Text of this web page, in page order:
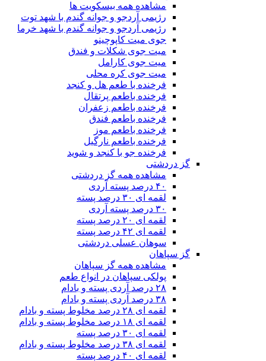
مشاهده همه بیسکویت ها
رژیمی آردجو و جوانه گندم با شهد توت
رژیمی آردجو و جوانه گندم با شهد خرما
جوی میت کاپوچینو
میت جوی شکلات و فندق
میت جوی کارامل
میت جوی کره محلی
فرخنده با طعم هل و کنجد
فرخنده باطعم پرتقال
فرخنده باطعم زعفران
فرخنده باطعم فندق
فرخنده باطعم موز
فرخنده باطعم نارگیل
فرخنده جو با کنجد و شوید
گز دردشتی
مشاهده همه گز دردشتی
۴۰ درصد پسته آردی
لقمه ای ۳۰ درصد پسته
۳۰ درصد پسته آردی
لقمه ای ۲۰ درصد پسته
لقمه ای ۴۲ درصد پسته
سوهان عسلی دردشتی
گز سپاهان
مشاهده همه گز سپاهان
پولکی سپاهان در انواع طعم
۲۸ درصد آردی پسته و بادام
۳۸ درصد آردی پسته و بادام
لقمه ای ۲۸ درصد مخلوط پسته و بادام
لقمه ای ۱۸ درصد مخلوط پسته و بادام
لقمه ای ۳۰ درصد پسته
لقمه ای ۳۸ درصد مخلوط پسته و بادام
لقمه ای ۴۰ درصد پسته